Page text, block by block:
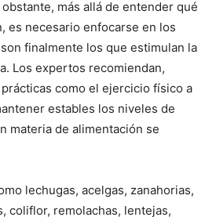
más allá de entender qué
es necesario enfocarse en los
finalmente los que estimulan la
Los expertos recomiendan,
como el ejercicio físico a
estables los niveles de
materia de alimentación se
lechugas, acelgas, zanahorias,
coliflor, remolachas, lentejas,